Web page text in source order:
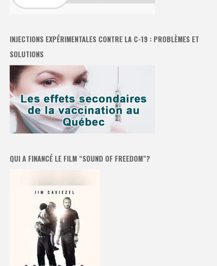
INJECTIONS EXPÉRIMENTALES CONTRE LA C-19 : PROBLÈMES ET
SOLUTIONS
QUI A FINANCÉ LE FILM “SOUND OF FREEDOM”?